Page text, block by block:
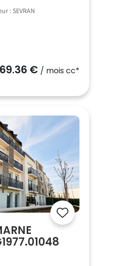
: SEVRAN
69.36 € / mois cc*